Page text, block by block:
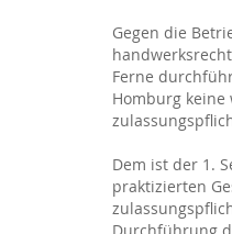
Gegen die
Ferne
Homburg keine
Dem ist der 1.
praktizierten